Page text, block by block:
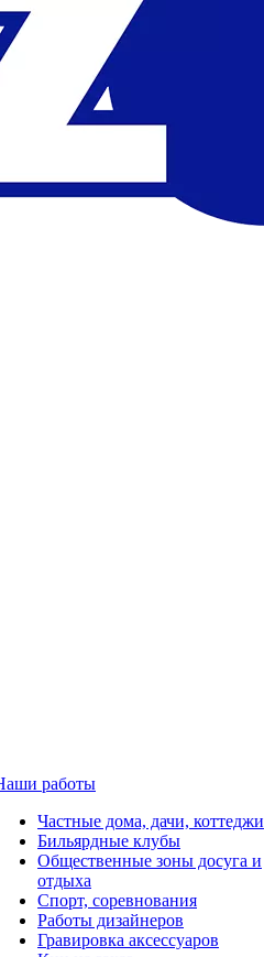
работы
Частные дома, дачи, коттеджи
Бильярдные клубы
Общественные зоны досуга и
отдыха
Спорт, соревнования
Работы дизайнеров
Гравировка аксессуаров